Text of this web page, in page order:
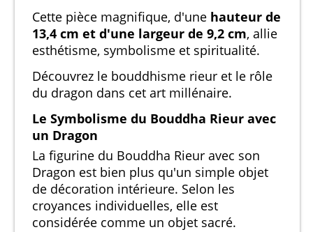
Cette pièce magnifique, d'une hauteur de
13,4 cm et d'une largeur de 9,2 cm, allie
esthétisme, symbolisme et spiritualité.
Découvrez le bouddhisme rieur et le rôle
du dragon dans cet art millénaire.
Le Symbolisme du Bouddha Rieur avec
un Dragon
La figurine du Bouddha Rieur avec son
Dragon est bien plus qu'un simple objet
de décoration intérieure. Selon les
croyances individuelles, elle est
considérée comme un objet sacré.